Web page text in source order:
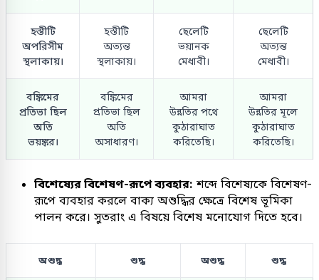
হস্তীটি
অপরিসীম
স্থলাকায়।
হস্তীটি
অত্যন্ত
স্থলাকায়।
ছেলেটি
ভয়ানক
মেধাবী।
ছেলেটি
অত্যন্ত
মেধাবী।
বঙ্কিমের
প্রতিভা ছিল
অতি
ভয়ঙ্কর।
বঙ্কিমের
প্রতিভা ছিল
অতি
অসাধারণ।
আমরা
উন্নতির পথে
কুঠারাঘাত
করিতেছি।
আমরা
উন্নতির মূলে
কুঠারাঘাত
করিতেছি।
বিশেষ্যের বিশেষণ-রূপে ব্যবহার: শব্দে বিশেষ্যকে বিশেষণ-
রূপে ব্যবহার করলে বাক্য অশুদ্ধির ক্ষেত্রে বিশেষ ভূমিকা
পালন করে। সুতরাং এ বিষয়ে বিশেষ মনোযোগ দিতে হবে।
অশুদ্ধ শুদ্ধ অশুদ্ধ শুদ্ধ